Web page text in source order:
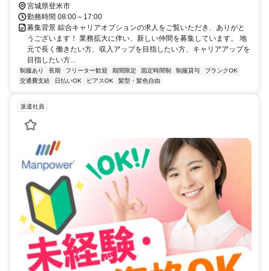
宮城県登米市
勤務時間 08:00～17:00
募集背景 綜合キャリアオプションの求人をご覧いただき、ありがと
うございます！ 業務拡大に伴い、新しい仲間を募集しています。 地
元で長く働きたい方、収入アップを目指したい方、キャリアアップを
目指したい方...
制服あり 長期 フリーター歓迎 期間限定 固定時間制 制服貸与
ブランクOK
交通費支給
日払いOK ピアスOK 髪型・髪色自由
派遣社員